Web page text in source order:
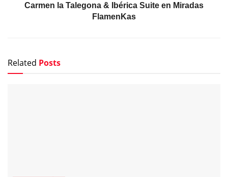
Carmen la Talegona & Ibérica Suite en Miradas
FlamenKas
Related Posts